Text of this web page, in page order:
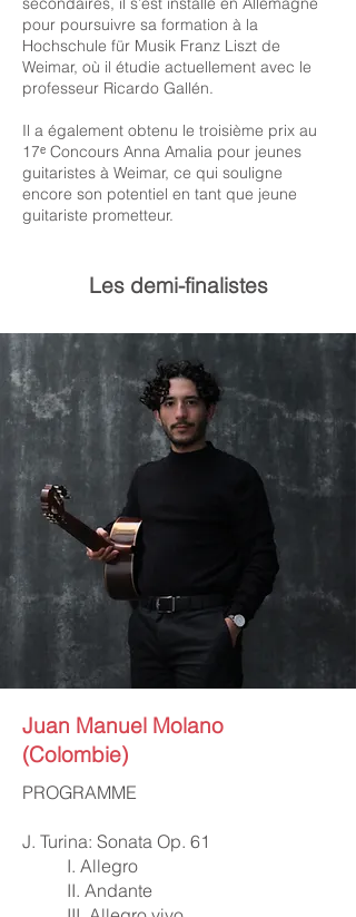
pour poursuivre sa formation à la
Hochschule für Musik Franz Liszt de
Weimar, où il étudie actuellement avec le
professeur Ricardo Gallén.
Il a également obtenu le troisième prix au
17ᵉ Concours Anna Amalia pour jeunes
guitaristes à Weimar, ce qui souligne
encore son potentiel en tant que jeune
guitariste prometteur.
Les demi-finalistes
Juan Manuel Molano
(Colombie)
PROGRAMME
J. Turina: Sonata Op. 61
I. Allegro
II. Andante